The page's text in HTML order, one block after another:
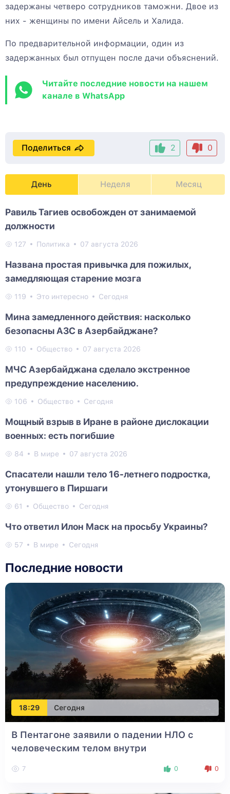
задержаны четверо сотрудников таможни. Двое из
них - женщины по имени Айсель и Халида.
По предварительной информации, один из
задержанных был отпущен после дачи объяснений.
Читайте последние новости на нашем
канале в WhatsApp
2 0
Поделиться
День Неделя Месяц
Равиль Тагиев освобожден от занимаемой
должности
127 Политика 07 августа 2026
Названа простая привычка для пожилых,
замедляющая старение мозга
119 Это интересно Сегодня
Мина замедленного действия: насколько
безопасны АЗС в Азербайджане?
110 Общество 07 августа 2026
МЧС Азербайджана сделало экстренное
предупреждение населению.
106 Общество Сегодня
Мощный взрыв в Иране в районе дислокации
военных: есть погибшие
84 В мире 07 августа 2026
Спасатели нашли тело 16-летнего подростка,
утонувшего в Пиршаги
61 Общество Сегодня
Что ответил Илон Маск на просьбу Украины?
57 В мире Сегодня
Последние новости
18:29 Сегодня
В Пентагоне заявили о падении НЛО с
человеческим телом внутри
7 0 0